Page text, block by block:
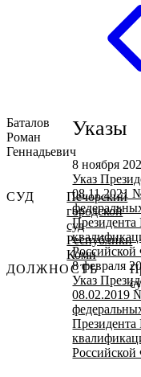
Баталов
Роман
Геннадьевич
СУД
Печорский
городской
суд
Республики
Коми
ДОЛЖНОСТЬ
Указы
8 ноября
Указ
08.11.2021
8 февраля
Указ
08.02.2019